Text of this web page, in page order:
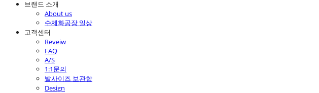
브랜드 소개
About us
수제화공장 일상
고객센터
Reveiw
FAQ
A/S
1:1문의
발사이즈 보관함
Design